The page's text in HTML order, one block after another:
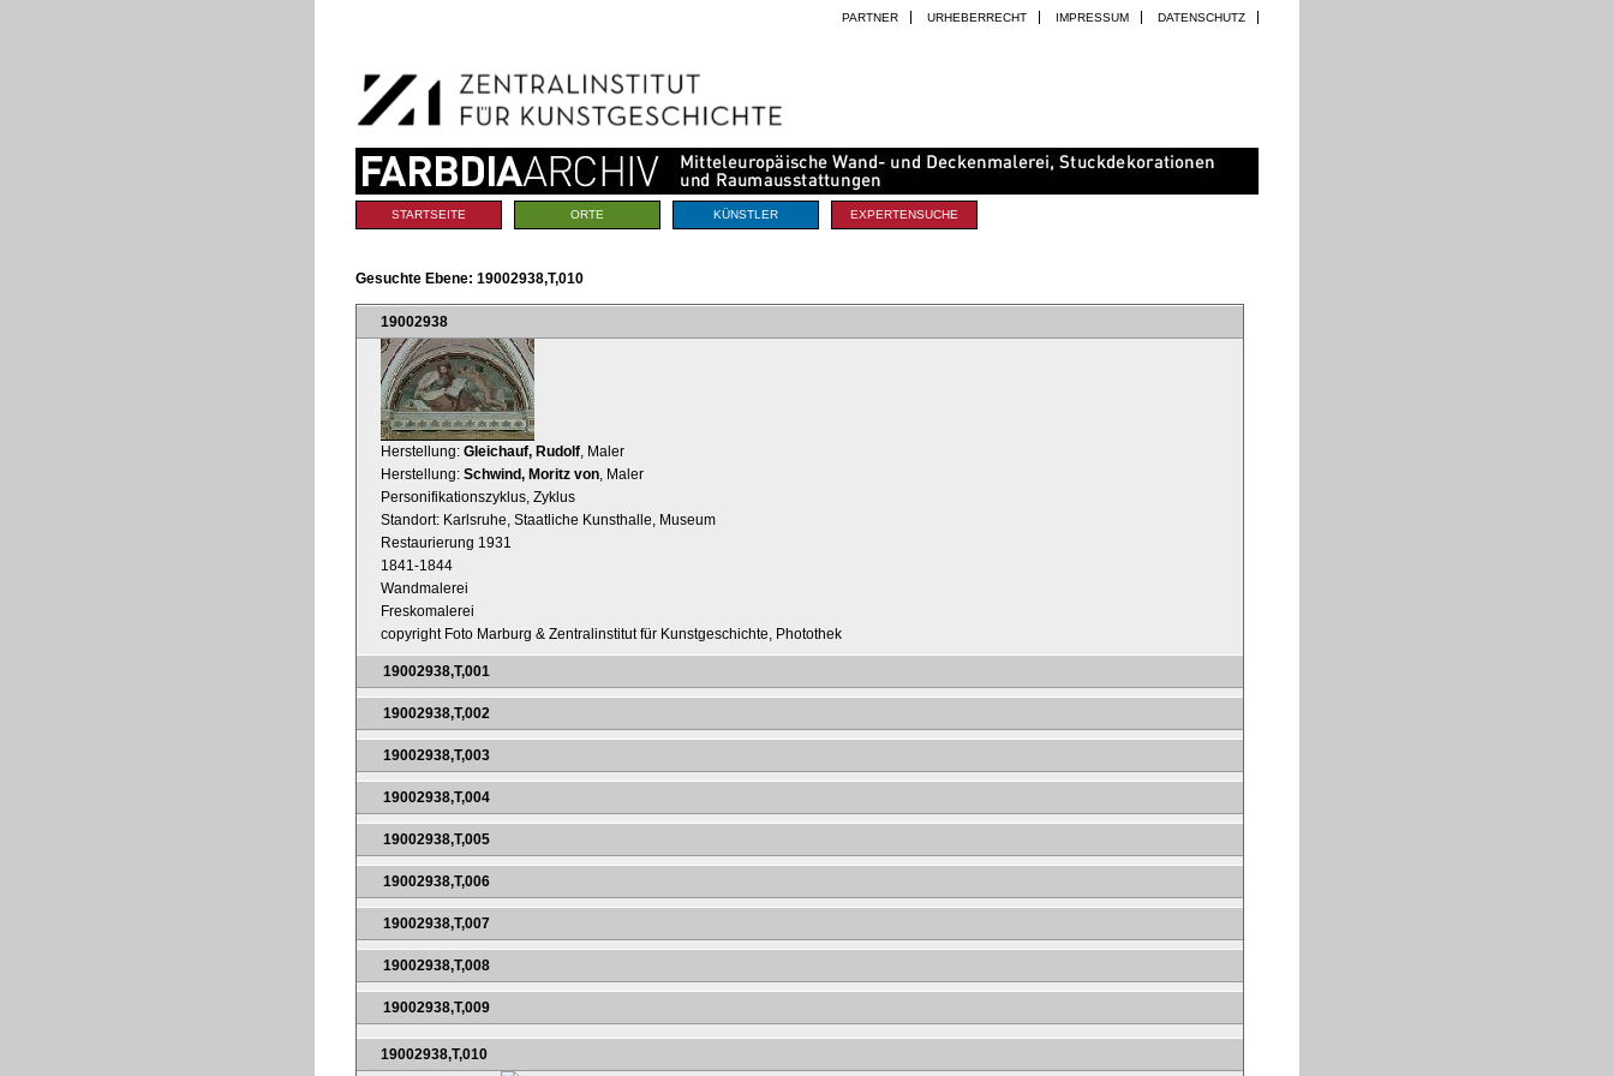
Navigation
PARTNER URHEBERRECHT IMPRESSUM DATENSCHUTZ
Sektionen
STARTSEITE ORTE KÜNSTLER EXPERTENSUCHE
Gesuchte Ebene: 19002938,T,010
19002938
Herstellung: Gleichauf, Rudolf , Maler
Herstellung: Schwind, Moritz von , Maler
Personifikationszyklus, Zyklus
Standort: Karlsruhe, Staatliche Kunsthalle, Museum
Restaurierung 1931
1841-1844
Wandmalerei
Freskomalerei
copyright Foto Marburg & Zentralinstitut für Kunstgeschichte, Photothek
19002938,T,001
19002938,T,002
19002938,T,003
19002938,T,004
19002938,T,005
19002938,T,006
19002938,T,007
19002938,T,008
19002938,T,009
19002938,T,010